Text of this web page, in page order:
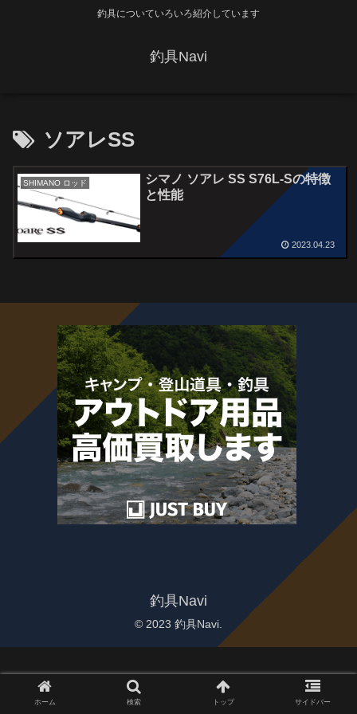
釣具についていろいろ紹介しています
釣具Navi
ソアレSS
SHIMANO ロッド
シマノ ソアレ SS S76L-Sの特徴
と性能
2023.04.23
釣具Navi
© 2023 釣具Navi.
ホーム 検索 トップ サイドバー